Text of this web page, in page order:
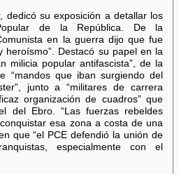
dedicó su exposición a detallar los
de la República. De la
en la guerra dijo que fue
heroísmo”. Destacó su papel en la
milicia popular antifascista”, de la
“mandos que iban surgiendo del
junto a “militares de carrera
organización de cuadros” que
del Ebro. “Las fuerzas rebeldes
esa zona a costa de una
que “el PCE defendió la unión de
especialmente con el